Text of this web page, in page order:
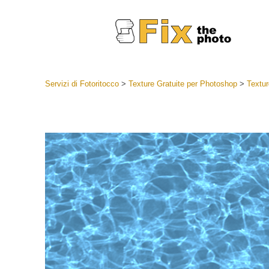
Servizi
Collezioni
Migliori
Deal
Servizi di Fotoritocco> Texture Gratuite per Photoshop>